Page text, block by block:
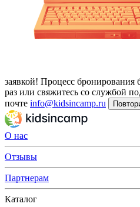
заявкой! Процесс бронирования
раз или свяжитесь со службой
почте info@kidsincamp.ru
О нас
Отзывы
Партнерам
Каталог